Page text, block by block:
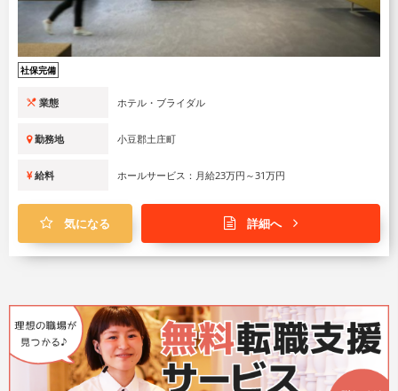
社保完備
業態 ホテル・ブライダル
勤務地 小豆郡土庄町
給料 ホールサービス：月給23万円～31万円
気になる 詳細へ